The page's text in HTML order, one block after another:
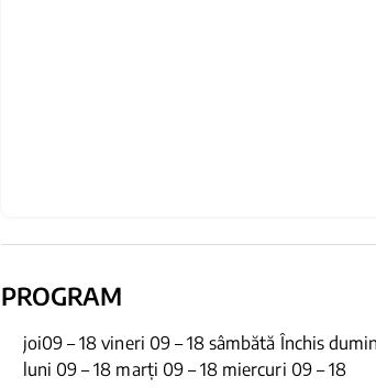
PROGRAM
joi09 – 18 vineri 09 – 18 sâmbătă Închis
luni 09 – 18 marți 09 – 18 miercuri 09 – 18